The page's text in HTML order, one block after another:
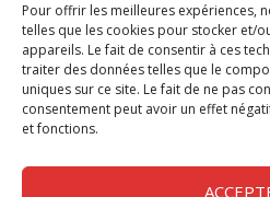
Pour offrir les meilleures expériences,
telles que les cookies pour stocker et/
appareils. Le fait de consentir à ces
traiter des données telles que le
uniques sur ce site. Le fait de ne pas
consentement peut avoir un effet
et fonctions.
Chèque Compta
Chèque Emploi Spectacle
G-Pods
Profession Audio-visuel